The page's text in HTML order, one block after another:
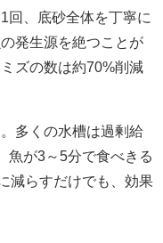
回、底砂全体を丁寧に
発生源を絶つことが
ズの数は約70%削減
多くの水槽は過剰給
魚が3～5分で食べきる
減らすだけでも、効果